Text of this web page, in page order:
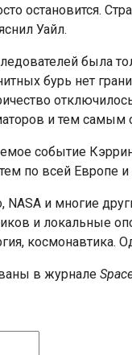
остановится.
Уайл.
была
бурь нет
и тем самым
событие
по всей Европе
NASA и многие
и локальные
в журнале